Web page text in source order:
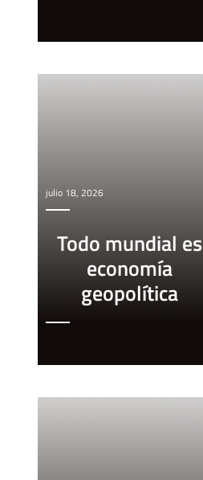
julio 18, 2026
Todo mundial es
economía
geopolítica